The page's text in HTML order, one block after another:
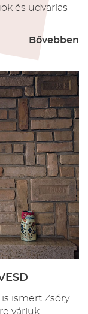
és udvarias
Bővebben
ismert Zsóry
várjuk